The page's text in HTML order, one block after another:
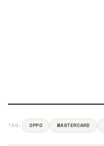
TAG: OPPO MASTERCARD